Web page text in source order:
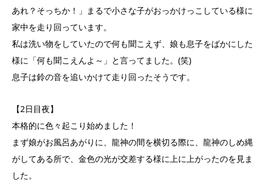
あれ？そっちか！」まるで小さな子がおっかけっこしている様に
家中を走り回っています。
私は洗い物をしていたので何も聞こえず、娘も息子をばかにした
様に「何も聞こえんよ～」と言ってました。(笑)
息子は鈴の音を追いかけて走り回ったそうです。
【2日目夜】
本格的に色々起こり始めました！
まず娘がお風呂あがりに、龍神の間を横切る際に、龍神のしめ縄
がしてある所で、金色の光が交差する様に上に上がったのを見ま
した。